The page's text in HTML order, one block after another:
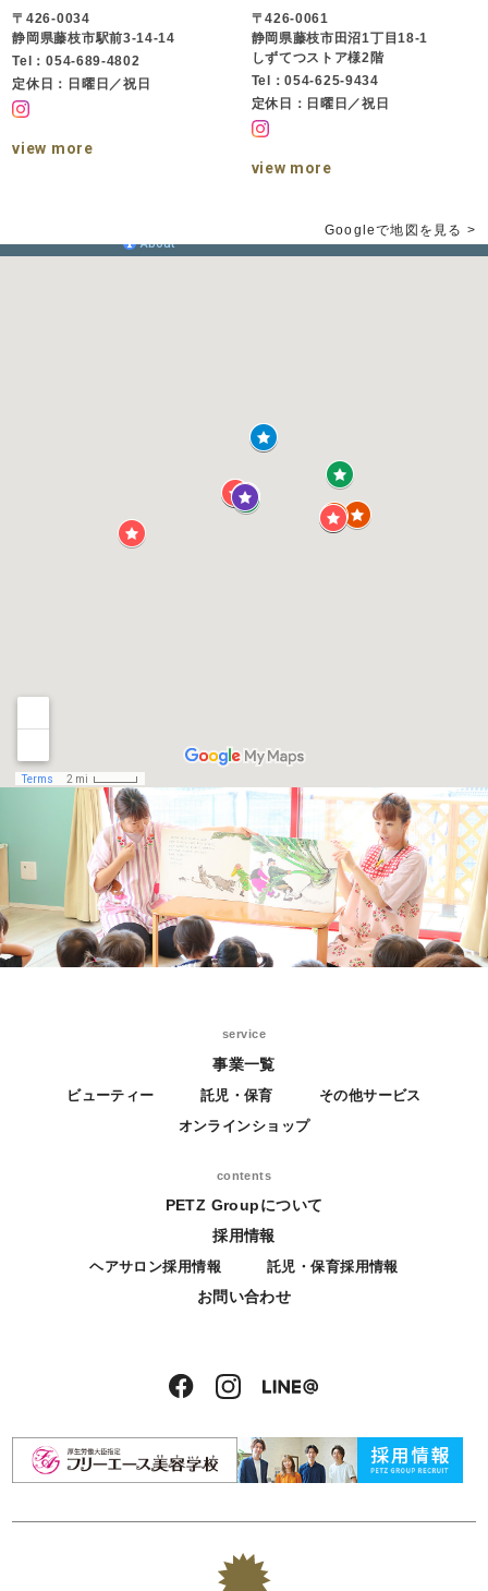
〒426-0034
静岡県藤枝市駅前3-14-14
Tel：054-689-4802
定休日：日曜日／祝日
view more
〒426-0061
静岡県藤枝市田沼1丁目18-1
しずてつストア様2階
Tel：054-625-9434
定休日：日曜日／祝日
view more
Googleで地図を見る >
service
事業一覧
ビューティー 託児・保育
その他サービス
オンラインショップ
contents
PETZ Groupについて
採用情報
ヘアサロン採用情報 託児・保育採用情報
お問い合わせ